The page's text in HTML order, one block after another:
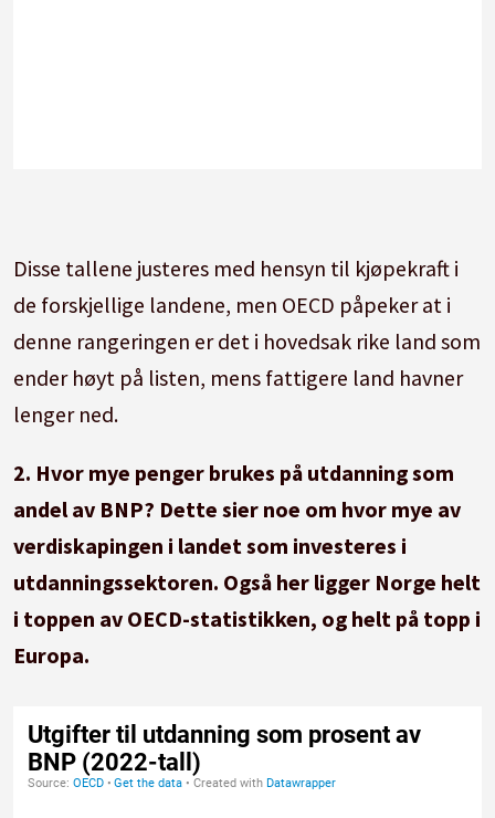
Disse tallene justeres med hensyn til kjøpekraft i
de forskjellige landene, men OECD påpeker at i
denne rangeringen er det i hovedsak rike land som
ender høyt på listen, mens fattigere land havner
lenger ned.
2. Hvor mye penger brukes på utdanning som
andel av BNP? Dette sier noe om hvor mye av
verdiskapingen i landet som investeres i
utdanningssektoren. Også her ligger Norge helt
i toppen av OECD-statistikken, og helt på topp i
Europa.